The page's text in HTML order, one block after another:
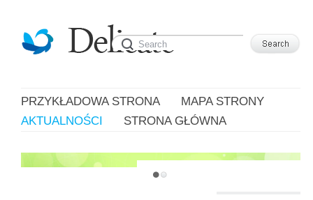
PRZYKŁADOWA STRONA
MAPA STRONY
AKTUALNOŚCI
STRONA GŁÓWNA
JUST ANOTHER WORDPRESS SITE